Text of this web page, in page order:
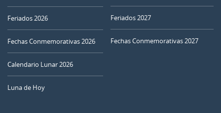
Feriados 2026
Fechas Conmemorativas 2026
Calendario Lunar 2026
Luna de Hoy
Feriados 2027
Fechas Conmemorativas 2027